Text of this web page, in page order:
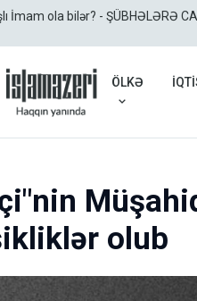
İmam ola bilər? - ŞÜBHƏLƏRƏ
ÖLKƏ
olub